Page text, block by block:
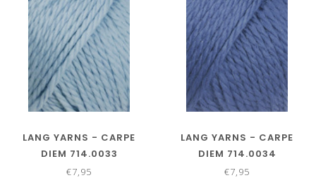
LANG YARNS - CARPE
DIEM 714.0033
€7,95
LANG YARNS - CARPE
DIEM 714.0034
€7,95